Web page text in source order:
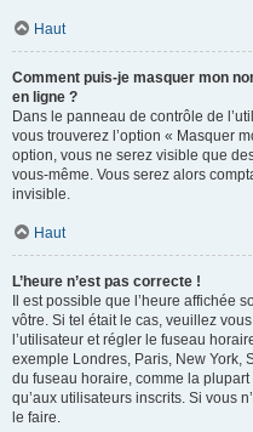
Haut
Comment puis-je masquer mon
en ligne ?
Dans le panneau de contrôle de
vous trouverez l’option « Masquer
option, vous ne serez visible que
vous-même. Vous serez alors
invisible.
Haut
L’heure n’est pas correcte !
Il est possible que l’heure affichée
vôtre. Si tel était le cas, veuillez
l’utilisateur et régler le fuseau
exemple Londres, Paris, New York,
du fuseau horaire, comme la
qu’aux utilisateurs inscrits. Si vous
le faire.